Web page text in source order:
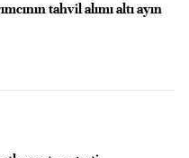
tahvil alımı altı ayın